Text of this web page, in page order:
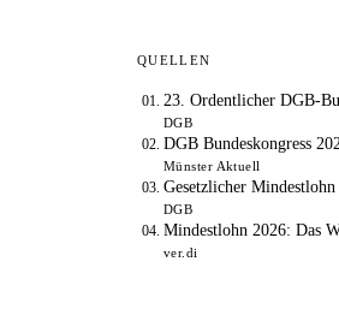
QUELLEN
23. Ordentlicher DGB-
DGB
DGB Bundeskongress
Münster Aktuell
Gesetzlicher
DGB
Mindestlohn 2026: Das
ver.di